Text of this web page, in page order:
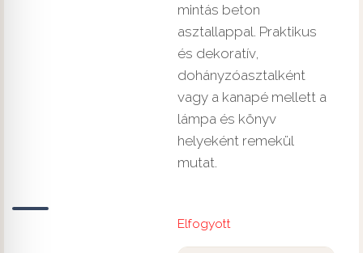
mintás beton
asztallappal. Praktikus
és dekoratív,
dohányzóasztalként
vagy a kanapé mellett a
lámpa és könyv
helyeként remekül
mutat.
Elfogyott